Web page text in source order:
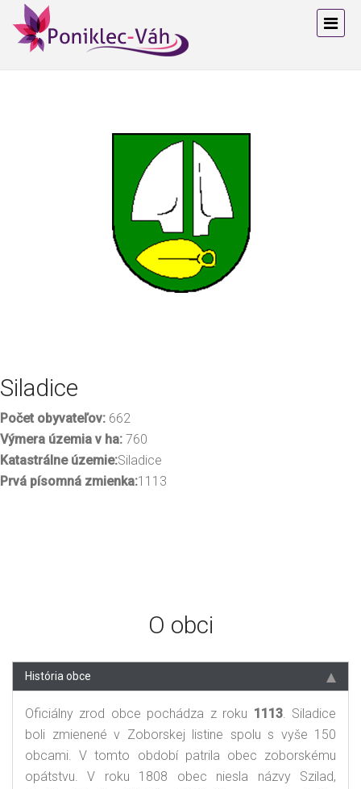
Siladice
Počet obyvateľov: 662
Výmera územia v ha: 760
Katastrálne územie:Siladice
Prvá písomná zmienka:1113
O obci
História obce
Oficiálny zrod obce pochádza z roku 1113. Siladice
boli zmienené v Zoborskej listine spolu s vyše 150
obcami. V tomto období patrila obec zoborskému
opátstvu. V roku 1808 obec niesla názvy Szilad,